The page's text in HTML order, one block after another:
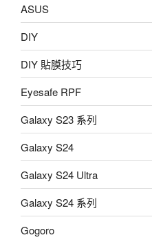
ASUS
DIY
DIY 貼膜技巧
Eyesafe RPF
Galaxy S23 系列
Galaxy S24
Galaxy S24 Ultra
Galaxy S24 系列
Gogoro